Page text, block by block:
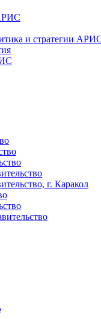
и стратегии
г. Каракол